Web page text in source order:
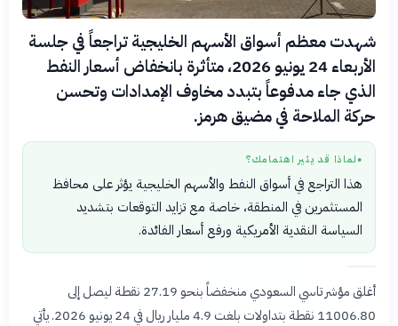
شهدت معظم أسواق الأسهم الخليجية تراجعاً في جلسة
الأربعاء 24 يونيو 2026، متأثرة بانخفاض أسعار النفط
الذي جاء مدفوعاً بتبدد مخاوف الإمدادات وتحسن
حركة الملاحة في مضيق هرمز.
● لماذا قد يثير اهتمامك؟
هذا التراجع في أسواق النفط والأسهم الخليجية يؤثر على محافظ
المستثمرين في المنطقة، خاصة مع تزايد التوقعات بتشديد
السياسة النقدية الأمريكية ورفع أسعار الفائدة.
أغلق مؤشر تاسي السعودي منخفضاً بنحو 27.19 نقطة ليصل إلى
11006.80 نقطة بتداولات بلغت 4.9 مليار ريال في 24 يونيو 2026. يأتي